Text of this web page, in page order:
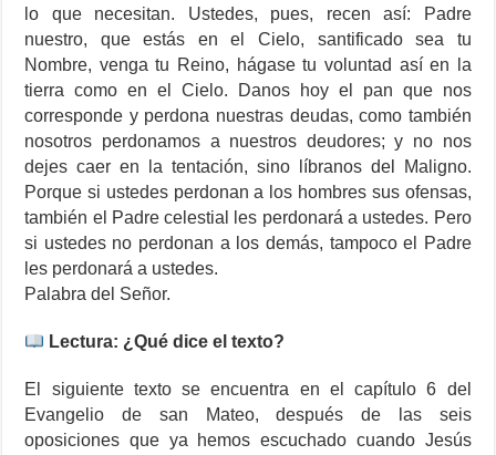
lo que necesitan. Ustedes, pues, recen así: Padre
nuestro, que estás en el Cielo, santificado sea tu
Nombre, venga tu Reino, hágase tu voluntad así en la
tierra como en el Cielo. Danos hoy el pan que nos
corresponde y perdona nuestras deudas, como también
nosotros perdonamos a nuestros deudores; y no nos
dejes caer en la tentación, sino líbranos del Maligno.
Porque si ustedes perdonan a los hombres sus ofensas,
también el Padre celestial les perdonará a ustedes. Pero
si ustedes no perdonan a los demás, tampoco el Padre
les perdonará a ustedes.
Palabra del Señor.
Lectura: ¿Qué dice el texto?
El siguiente texto se encuentra en el capítulo 6 del
Evangelio de san Mateo, después de las seis
oposiciones que ya hemos escuchado cuando Jesús